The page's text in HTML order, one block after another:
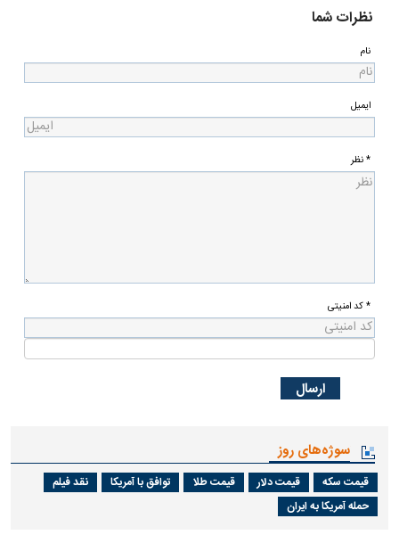
نظرات شما
نام
ایمیل
* نظر
* کد امنیتی
سوژه‌های روز
قیمت سکه قیمت دلار قیمت طلا توافق با آمریکا
نقد فیلم
حمله آمریکا به ایران